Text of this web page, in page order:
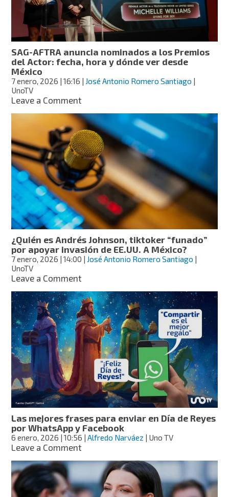
la
voz
tras
la
muerte
de
motociclista
Iztapalapa
SAG-AFTRA anuncia nominados a los Premios
del Actor: fecha, hora y dónde ver desde
México
7 enero, 2026 | 16:16 | José Antonio Romero Santiago |
UnoTV
Leave a Commenton
AFTRA
anuncia
nominados
a
los
Premios
del
Actor:
fecha,
hora
y
dónde
ver
desde
México
¿Quién es Andrés Johnson, tiktoker “funado”
por apoyar invasión de EE.UU. A México?
7 enero, 2026 | 14:00 | José Antonio Romero Santiago |
UnoTV
Leave a Commenton
es
Andrés
Johnson,
tiktoker
“funado”
por
apoyar
invasión
de
EE.UU.
México?
Las mejores frases para enviar en Día de Reyes
por WhatsApp y Facebook
6 enero, 2026 | 10:56 |Alfredo Narváez | Uno TV
Leave a Commenton
mejores
frases
para